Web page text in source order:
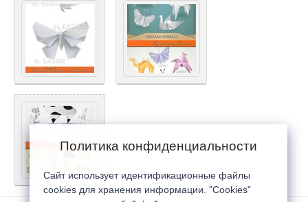
Политика конфиденциальности
Сайт использует идентификационные файлы
cookies для хранения информации. "Cookies"